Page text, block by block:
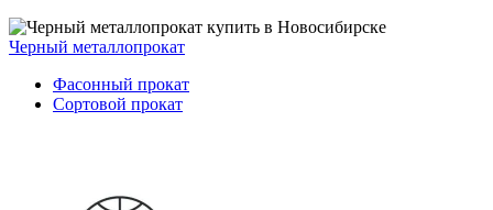
Черный металлопрокат
Фасонный прокат
Сортовой прокат